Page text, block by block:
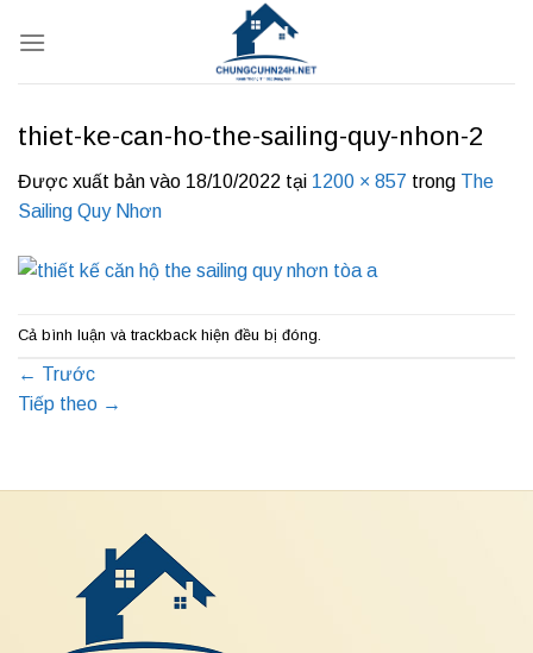
qua
thiet-ke-can-ho-the-sailing-quy-nhon-2
Được xuất bản vào 18/10/2022 tại 1200 × 857 trong The
Sailing Quy Nhơn
Cả bình luận và trackback hiện đều bị đóng.
← Trước
Tiếp theo →